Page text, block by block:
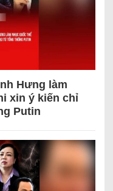
Hưng làm
xin ý kiến chỉ
Putin